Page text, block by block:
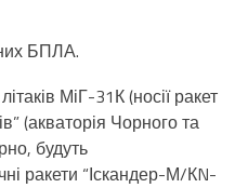
БПЛА.
МіГ-31К (носії ракет
(акваторія Чорного та
будуть
ракети “Іскандер-М/КN-